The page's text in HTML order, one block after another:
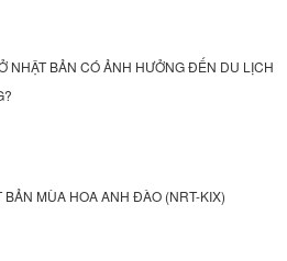
NHẬT BẢN CÓ ẢNH HƯỞNG ĐẾN DU LỊCH
BẢN MÙA HOA ANH ĐÀO (NRT-KIX)